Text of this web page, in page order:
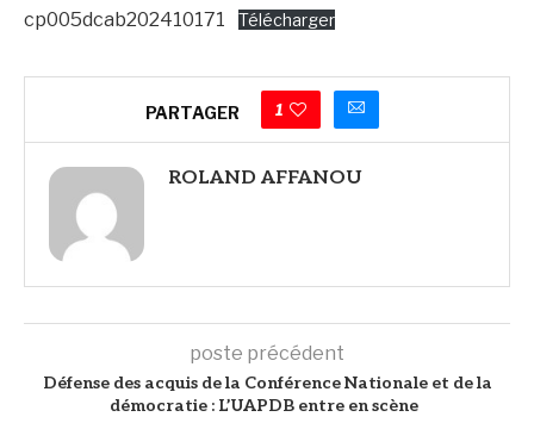
cp005dcab202410171
Télécharger
PARTAGER 1
ROLAND AFFANOU
poste précédent
Défense des acquis de la Conférence Nationale et de la
démocratie : L’UAPDB entre en scène